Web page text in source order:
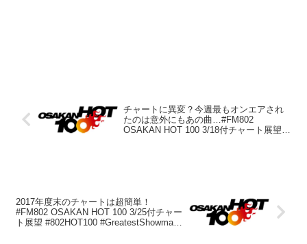
チャートに異変？今週最もオンエアされ
たのは意外にもあの曲…#FM802
OSAKAN HOT 100 3/18付チャート展望
2017年度末のチャートは超簡単！
#FM802 OSAKAN HOT 100 3/25付チャー
ト展望 #802HOT100 #GreatestShowman